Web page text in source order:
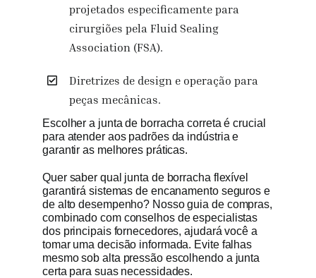
projetados especificamente para
cirurgiões pela Fluid Sealing
Association (FSA).
Diretrizes de design e operação para
peças mecânicas.
Escolher a junta de borracha correta é crucial
para atender aos padrões da indústria e
garantir as melhores práticas.
Quer saber qual junta de borracha flexível
garantirá sistemas de encanamento seguros e
de alto desempenho? Nosso guia de compras,
combinado com conselhos de especialistas
dos principais fornecedores, ajudará você a
tomar uma decisão informada. Evite falhas
mesmo sob alta pressão escolhendo a junta
certa para suas necessidades.